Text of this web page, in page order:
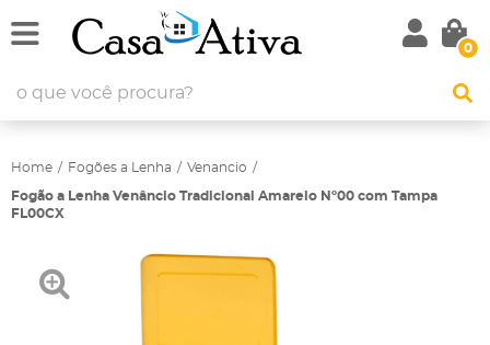
0
Home Fogões a Lenha Venancio
Fogão a Lenha Venâncio Tradicional Amarelo Nº00 com Tampa
FL00CX